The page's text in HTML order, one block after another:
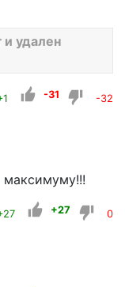
и удален
-31 -32
+27 0